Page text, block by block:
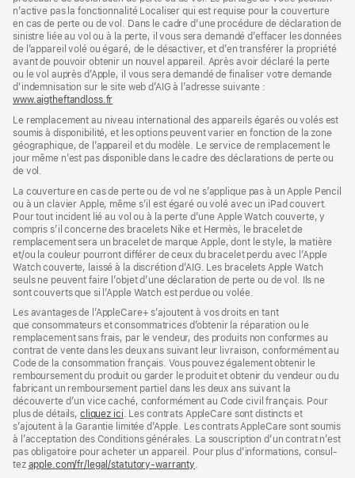
n’active pas la fonctionnalité Localiser qui est requise pour la couverture
en cas de perte ou de vol. Dans le cadre d’une procédure de déclaration de
sinistre liée au vol ou à la perte, il vous sera demandé d’effacer les données
de l’appareil volé ou égaré, de le désactiver, et d’en transférer la propriété
avant de pouvoir obtenir un nouvel appareil. Après avoir déclaré la perte
ou le vol auprès d’Apple, il vous sera demandé de finaliser votre demande
d’indemnisation sur le site web d’AIG à l’adresse suivante :
www.aigtheftandloss.fr
une
nouvelle
fenêtre)
Le remplacement au niveau international des appareils égarés ou volés est
soumis à disponibilité, et les options peuvent varier en fonction de la zone
géographique, de l’appareil et du modèle. Le service de remplacement le
jour même n’est pas disponible dans le cadre des déclarations de perte ou
de vol.
La couverture en cas de perte ou de vol ne s’applique pas à un Apple Pencil
ou à un clavier Apple, même s’il est égaré ou volé avec un iPad couvert.
Pour tout incident lié au vol ou à la perte d’une Apple Watch couverte, y
compris s’il concerne des bracelets Nike et Hermès, le bracelet de
remplacement sera un bracelet de marque Apple, dont le style, la matière
et/ou la couleur pourront différer de ceux du bracelet perdu avec l’Apple
Watch couverte, laissé à la discrétion d’AIG. Les bracelets Apple Watch
seuls ne peuvent faire l’objet d’une déclaration de perte ou de vol. Ils ne
sont couverts que si l’Apple Watch est perdue ou volée.
Les avan­tages de l’AppleCare+ s’ajoutent à vos droits en tant
que consommateurs et consommatrices d’obtenir la réparation ou le
rempla­cement sans frais, par le vendeur, des pro­duits non conformes au
contrat de vente dans les deux ans suivant leur livraison, conformément au
Code de la consom­mation français. Vous pouvez égale­ment obtenir le
rembour­sement du produit ou garder le produit et obtenir du vendeur ou du
fabricant un rembour­sement partiel dans les deux ans suivant la
découverte d’un vice caché, conformément au Code civil français. Pour
plus de détails, cliquez ici(s’ouvre
dans
une
nouvelle
fenêtre)
. Les contrats AppleCare sont distincts et
s’ajoutent à la Garantie limitée d’Apple. Les contrats AppleCare sont soumis
à l’acceptation des Conditions générales. La souscription d’un contrat n’est
pas obligatoire pour acheter un appa­reil. Pour plus d’infor­mations, consul­
tez apple.com/fr/legal/statutory-warranty(s’ouvre
.